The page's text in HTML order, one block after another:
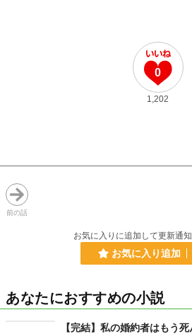
0
1,202
前の話
お気に入りに追加して更新通
お気に入り追加
あなたにおすすめの小説
【完結】私の婚約者はもう